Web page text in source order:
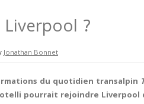
?
Jonathan Bonnet
du quotidien transalpin
pourrait rejoindre Liverpool